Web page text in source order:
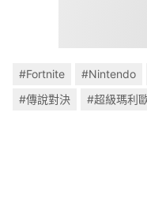
#Fortnite #Nintendo
#傳說對決
#超級瑪利